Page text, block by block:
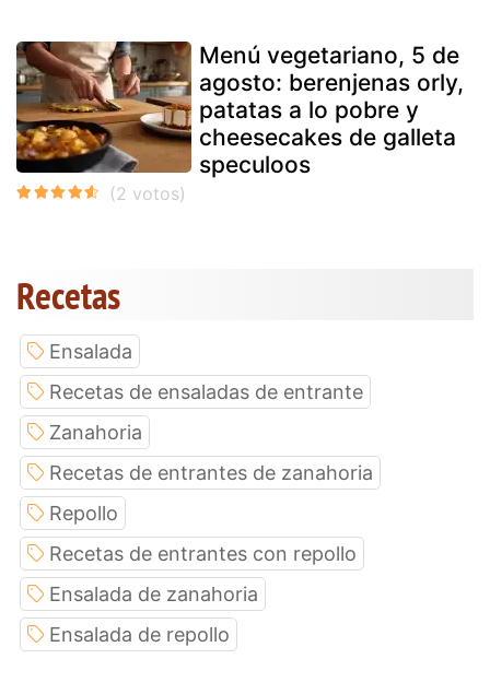
Menú vegetariano, 5 de
agosto: berenjenas orly,
patatas a lo pobre y
cheesecakes de galleta
speculoos
Recetas
Ensalada
Recetas de ensaladas de entrante
Zanahoria
Recetas de entrantes de zanahoria
Repollo
Recetas de entrantes con repollo
Ensalada de zanahoria
Ensalada de repollo